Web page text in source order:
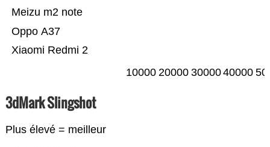
Xiaomi Redmi 2
Oppo A37
Meizu m2 note
10000 20000 3000040000
3dMark Slingshot
Plus élevé = meilleur